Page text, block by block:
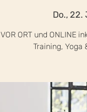
Do., 22.
VOR ORT und ONLINE
Training,